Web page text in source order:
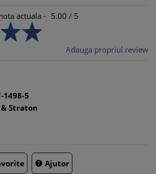
actuala - 5.00 / 5
Adauga propriul review
1498-5
Straton
 Ajutor